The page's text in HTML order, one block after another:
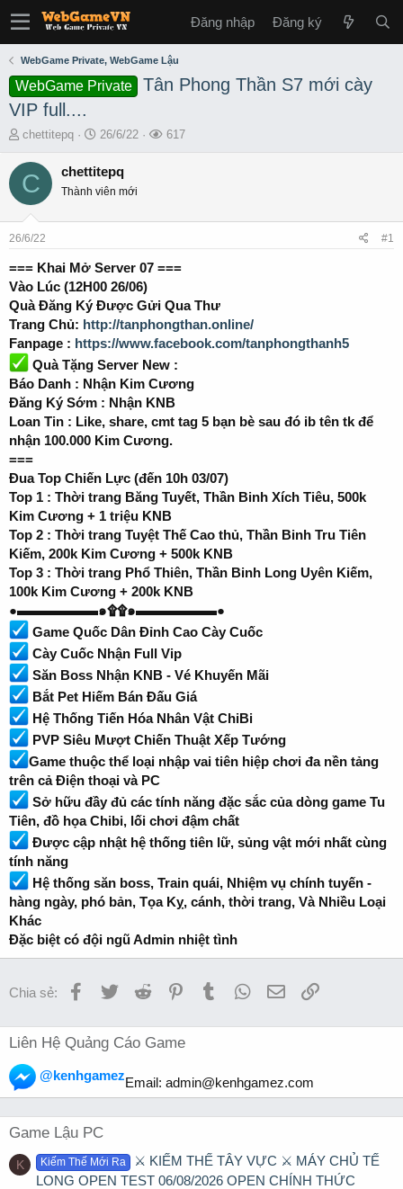
Đăng nhập Đăng ký
WebGame Private, WebGame Lậu
WebGame Private
Tân Phong Thần S7 mới cày
VIP full....
T
r
e
s
a
r
t
e
r
chettitepq
S
a
t
e
26/6/22
L
617
C chettitepq
Thành viên mới
26/6/22 #1
=== Khai Mở Server 07 ===
Vào Lúc (12H00 26/06)
Quà Đăng Ký Được Gửi Qua Thư
Trang Chủ: http://tanphongthan.online/
Fanpage : https://www.facebook.com/tanphongthanh5
Quà Tặng Server New :
Báo Danh : Nhận Kim Cương
Đăng Ký Sớm : Nhận KNB
Loan Tin : Like, share, cmt tag 5 bạn bè sau đó ib tên tk để
nhận 100.000 Kim Cương.
===
Đua Top Chiến Lực (đến 10h 03/07)
Top 1 : Thời trang Băng Tuyết, Thần Binh Xích Tiêu, 500k
Kim Cương + 1 triệu KNB
Top 2 : Thời trang Tuyệt Thế Cao thủ, Thần Binh Tru Tiên
Kiếm, 200k Kim Cương + 500k KNB
Top 3 : Thời trang Phổ Thiên, Thần Binh Long Uyên Kiếm,
100k Kim Cương + 200k KNB
●▬▬▬▬▬▬๑۩۩๑▬▬▬▬▬▬●
Game Quốc Dân Đỉnh Cao Cày Cuốc
Cày Cuốc Nhận Full Vip
Săn Boss Nhận KNB - Vé Khuyến Mãi
Bắt Pet Hiếm Bán Đấu Giá
Hệ Thống Tiến Hóa Nhân Vật ChiBi
PVP Siêu Mượt Chiến Thuật Xếp Tướng
Game thuộc thể loại nhập vai tiên hiệp chơi đa nền tảng
trên cả Điện thoại và PC
Sở hữu đầy đủ các tính năng đặc sắc của dòng game Tu
Tiên, đồ họa Chibi, lối chơi đậm chất
Được cập nhật hệ thống tiên lữ, sủng vật mới nhất cùng
tính năng
Hệ thống săn boss, Train quái, Nhiệm vụ chính tuyến -
hàng ngày, phó bản, Tọa Kỵ, cánh, thời trang, Và Nhiều Loại
Khác
Đặc biệt có đội ngũ Admin nhiệt tình
Chia sẻ: Facebook
TwitterReddit PinterestTumblrWhatsApp
EmailLink
Liên Hệ Quảng Cáo Game
@kenhgamezEmail: admin@kenhgamez.com
Game Lậu PC
K Kiếm Thế Mới Ra
⚔️ KIẾM THẾ TÂY VỰC ⚔️ MÁY CHỦ TẾ
LONG OPEN TEST 06/08/2026 OPEN CHÍNH THỨC